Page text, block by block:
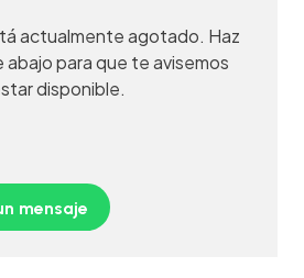
actualmente agotado. Haz
para que te avisemos
disponible.
mensaje